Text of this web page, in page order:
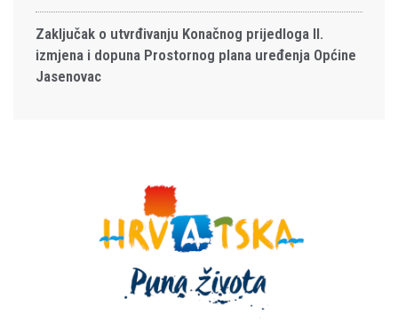
Zaključak o utvrđivanju Konačnog prijedloga II.
izmjena i dopuna Prostornog plana uređenja Općine
Jasenovac